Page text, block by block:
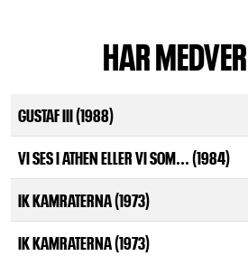
HAR
GUSTAF III (1988)
VI SES I ATHEN ELLER VI SOM... (1984)
IK KAMRATERNA (1973)
IK KAMRATERNA (1973)